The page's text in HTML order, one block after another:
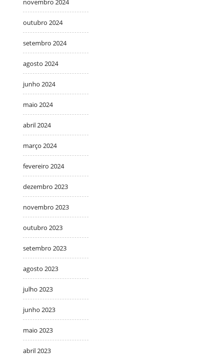
novembro 2024
outubro 2024
setembro 2024
agosto 2024
junho 2024
maio 2024
abril 2024
março 2024
fevereiro 2024
dezembro 2023
novembro 2023
outubro 2023
setembro 2023
agosto 2023
julho 2023
junho 2023
maio 2023
abril 2023